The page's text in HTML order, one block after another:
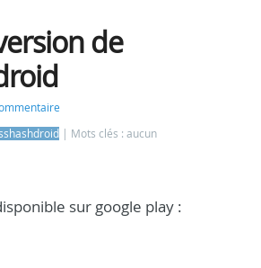
de
Mots clés : aucun
sur google play :